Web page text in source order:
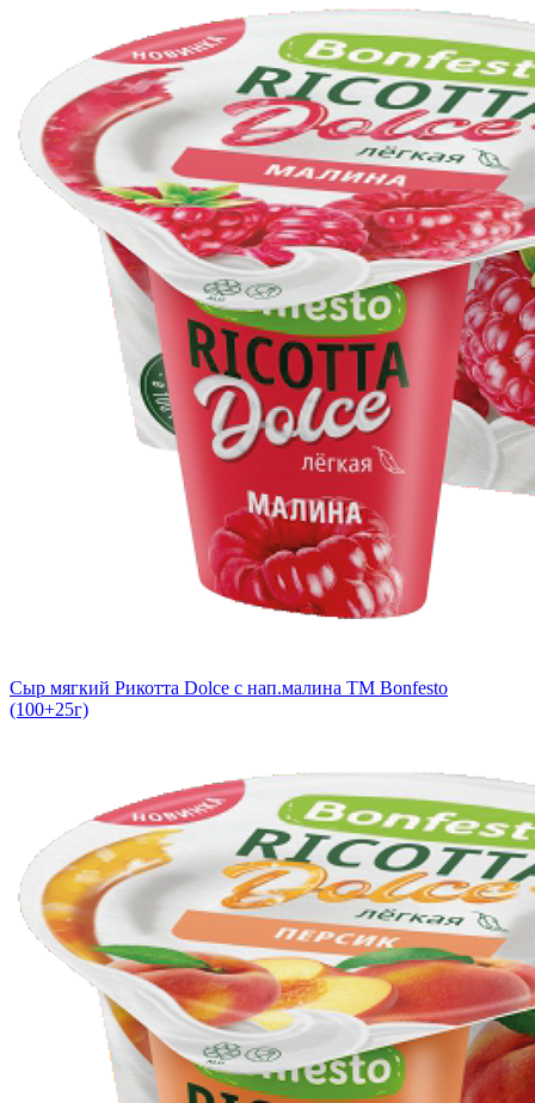
Сыр мягкий Рикотта Dolce с нап.малина TM Bonfesto
(100+25г)